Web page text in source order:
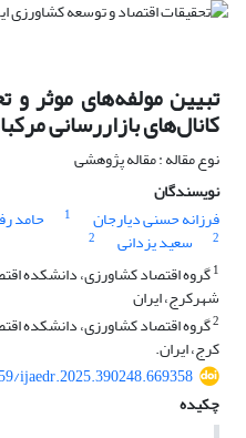
تبیین مولفه‌های موثر و
کانال‌های بازاررسانی
نوع مقاله : مقاله پژوهشی
نویسندگان
فرزانه حسنی دیارجان
1 حامد
2 سعید یزدانی
2
1گروه اقتصاد کشاورزی، دانشکده
شهرکرج، ایران
2گروه اقتصاد کشاورزی، دانشکده
کرج، ایران.
ijaedr.2025.390248.669358
چکیده